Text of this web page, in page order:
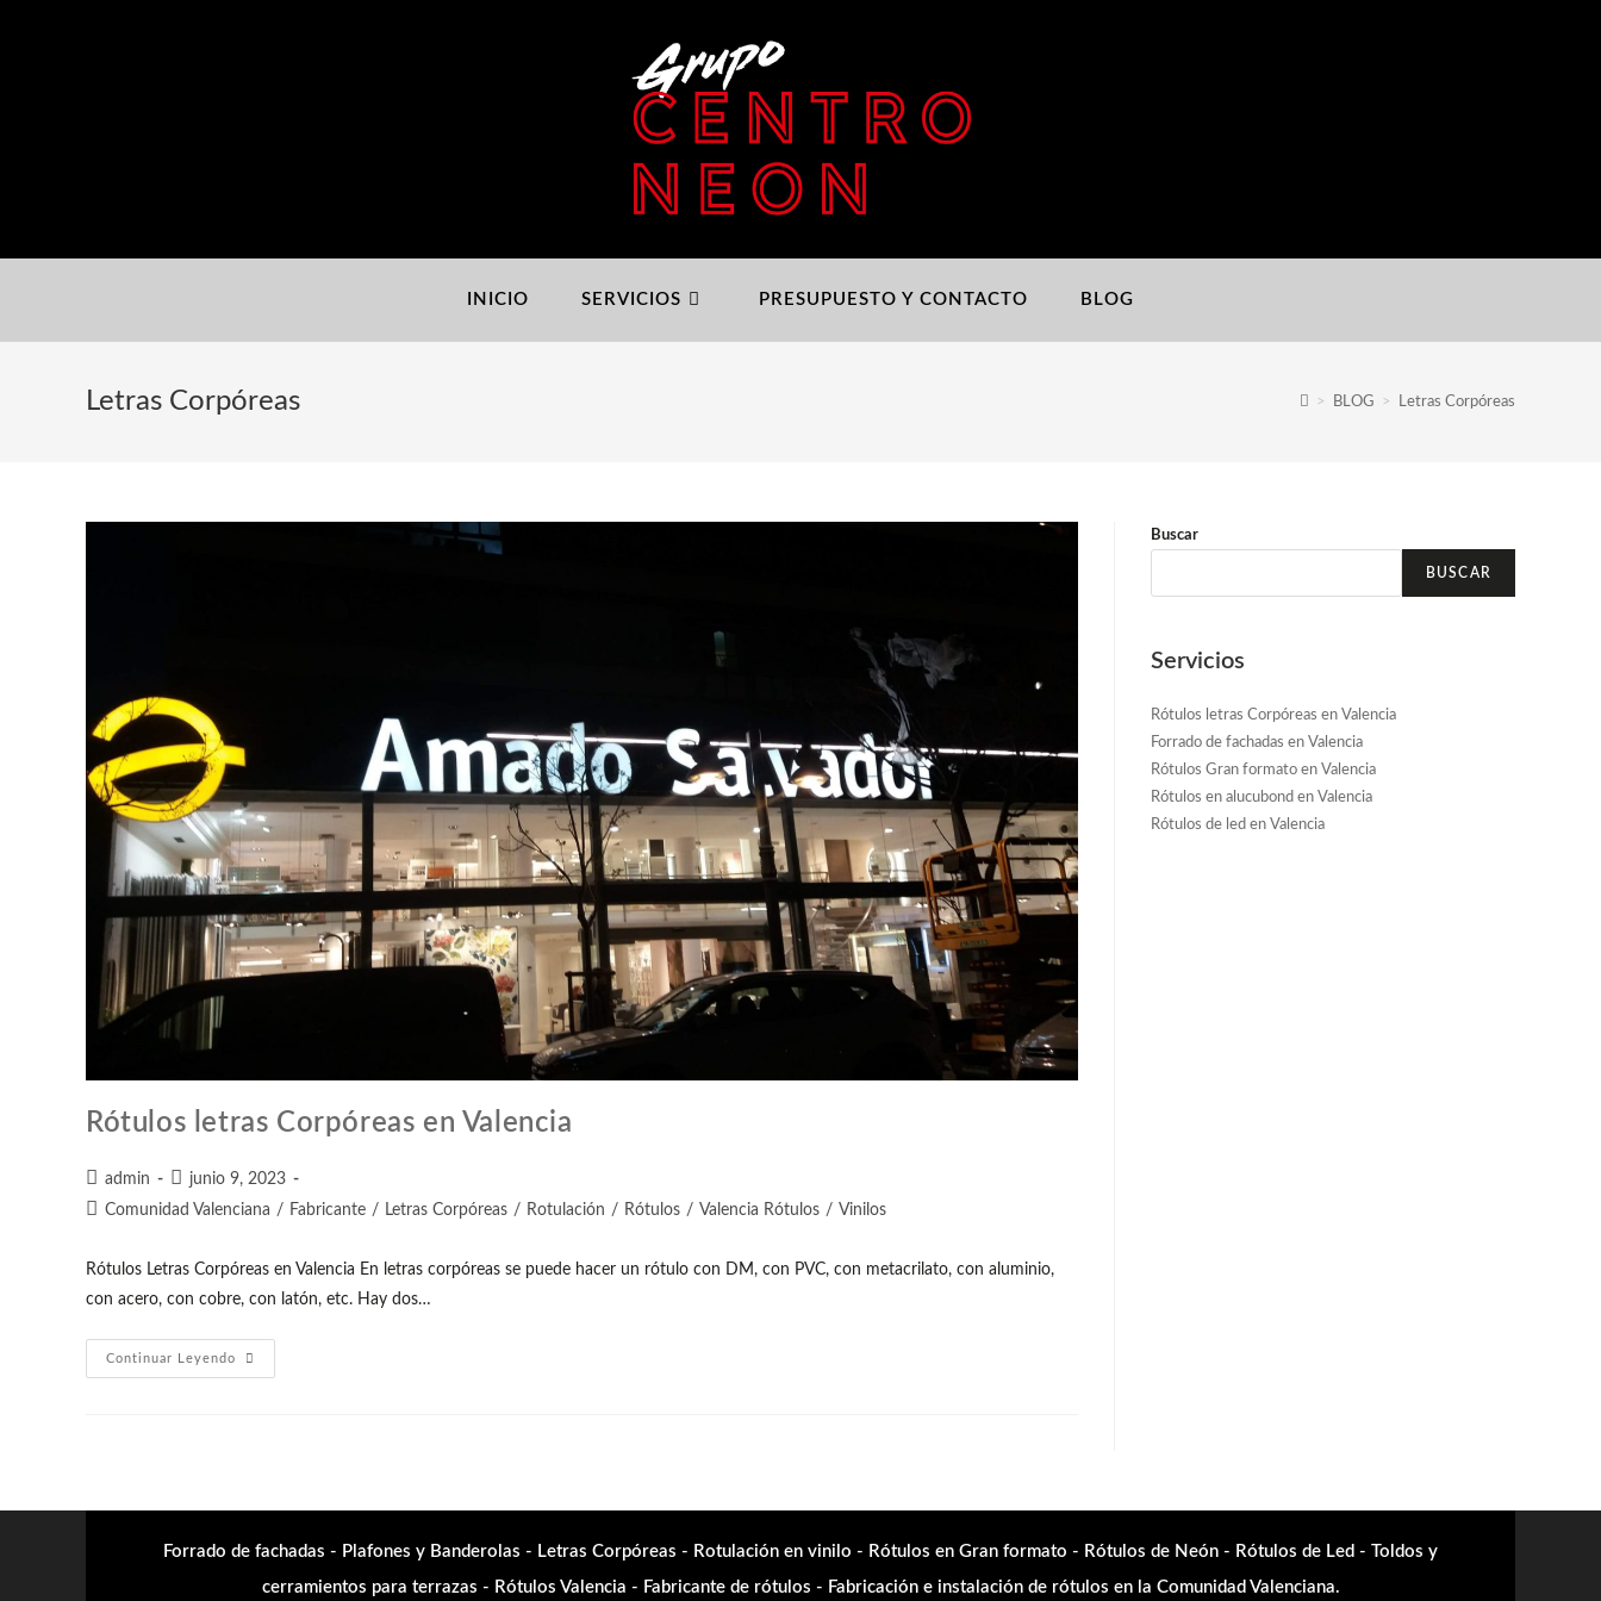
INICIO SERVICIOS PRESUPUESTO Y CONTACTO BLOG
Letras Corpóreas > BLOG > Letras Corpóreas
Rótulos letras Corpóreas en Valencia
admin
junio 9, 2023
Comunidad Valenciana / Fabricante / Letras Corpóreas / Rotulación / Rótulos / Valencia Rótulos / Vinilos
Rótulos Letras Corpóreas en Valencia En letras corpóreas se puede hacer un rótulo con DM, con PVC, con metacrilato, con aluminio,
con acero, con cobre, con latón, etc. Hay dos…
Continuar Leyendo
Buscar
BUSCAR
Servicios
Rótulos letras Corpóreas en Valencia
Forrado de fachadas en Valencia
Rótulos Gran formato en Valencia
Rótulos en alucubond en Valencia
Rótulos de led en Valencia
Forrado de fachadas - Plafones y Banderolas - Letras Corpóreas - Rotulación en vinilo - Rótulos en Gran formato - Rótulos de Neón - Rótulos de Led - Toldos y
cerramientos para terrazas - Rótulos Valencia - Fabricante de rótulos - Fabricación e instalación de rótulos en la Comunidad Valenciana.